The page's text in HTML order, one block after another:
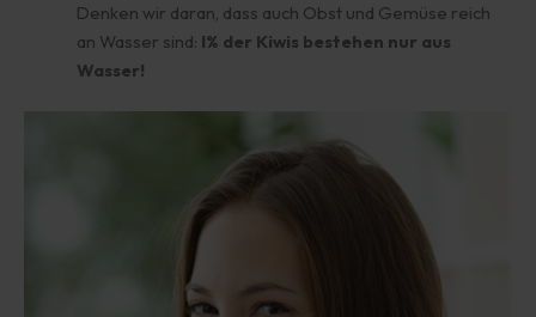
Denken wir daran, dass auch Obst und Gemüse reich
an Wasser sind: l% der Kiwis bestehen nur aus
Wasser!